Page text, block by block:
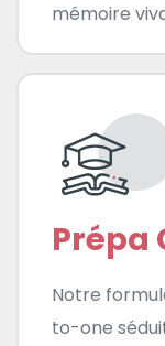
mémoire
Prépa
Notre
to-one